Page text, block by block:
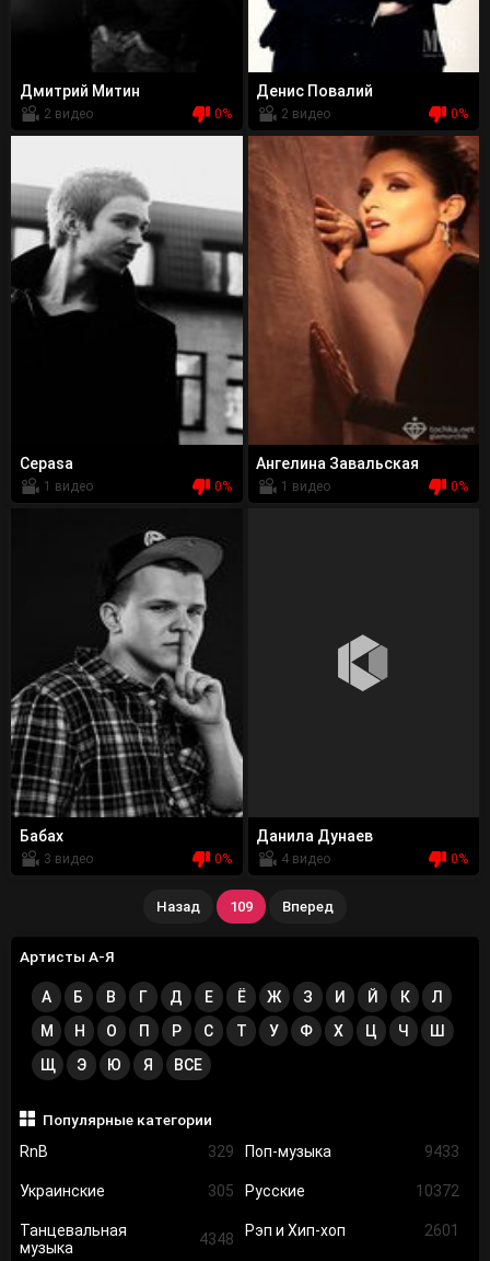
Артисты А-Я
А Б В Г Д Е Ё Ж З И Й К
Л
М
Н О П Р С Т У Ф Х Ц Ч
Ш
Щ
Э Ю Я ВСЕ
Популярные категории
RnB
329 Поп-музыка 9433
Украинские 305 Русские 10372
Танцевальная
музыка
4348 Рэп и Хип-хоп 2601
Дмитрий Митин
2 видео 0%
Денис Повалий
2 видео 0%
Cepasa
1 видео 0%
Ангелина Завальская
1 видео 0%
Бабах
3 видео 0%
Данила Дунаев
4 видео 0%
Назад 109 Вперед